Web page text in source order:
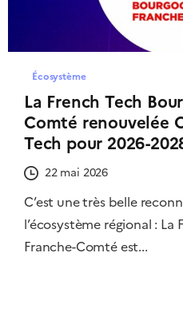
Écosystème
La French Tech
Comté renouvelée
Tech pour 2026-
22 mai 2026
C’est une très belle
l’écosystème régional :
Franche-Comté est...